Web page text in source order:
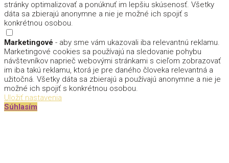
stránky optimalizovať a ponúknuť im lepšiu skúsenosť. Všetky
dáta sa zbierajú anonymne a nie je možné ich spojiť s
konkrétnou osobou.
Marketingové - aby sme vám ukazovali iba relevantnú reklamu.
Marketingové cookies sa používajú na sledovanie pohybu
návštevníkov naprieč webovými stránkami s cieľom zobrazovať
im iba takú reklamu, ktorá je pre daného človeka relevantná a
užitočná. Všetky dáta sa zbierajú a používajú anonymne a nie je
možné ich spojiť s konkrétnou osobou.
Uložiť nastavenia
Súhlasím